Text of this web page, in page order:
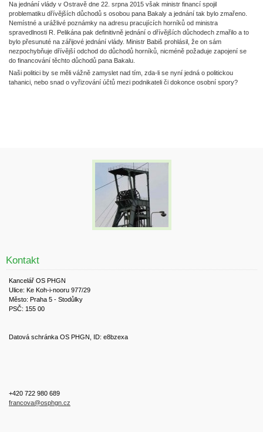
Na jednání vlády v Ostravě dne 22. srpna 2015 však ministr financí spojil
problematiku dřívějších důchodů s osobou pana Bakaly a jednání tak bylo zmařeno.
Nemístné a urážlivé poznámky na adresu pracujících horníků od ministra
spravedlnosti R. Pelikána pak definitivně jednání o dřívějších důchodech zmařilo a to
bylo přesunuté na zářijové jednání vlády. Ministr Babiš prohlásil, že on sám
nezpochybňuje dřívější odchod do důchodů horníků, nicméně požaduje zapojení se
do financování těchto důchodů pana Bakalu.
Naši politici by se měli vážně zamyslet nad tím, zda-li se nyní jedná o politickou
tahanici, nebo snad o vyřizování účtů mezi podnikateli či dokonce osobní spory?
Kontakt
Kancelář OS PHGN
Ulice: Ke Koh-i-nooru 977/29
Město: Praha 5 - Stodůlky
PSČ: 155 00
Datová schránka OS PHGN, ID: e8bzexa
+420 722 980 689
francova@osphgn.cz